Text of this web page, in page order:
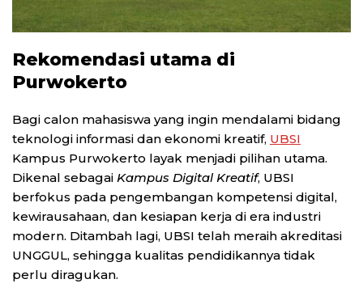
Rekomendasi utama di
Purwokerto
Bagi calon mahasiswa yang ingin mendalami bidang
teknologi informasi dan ekonomi kreatif, UBSI
Kampus Purwokerto layak menjadi pilihan utama.
Dikenal sebagai Kampus Digital Kreatif, UBSI
berfokus pada pengembangan kompetensi digital,
kewirausahaan, dan kesiapan kerja di era industri
modern. Ditambah lagi, UBSI telah meraih akreditasi
UNGGUL, sehingga kualitas pendidikannya tidak
perlu diragukan.